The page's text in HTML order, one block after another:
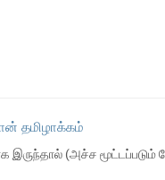
தமிழாக்கம்
(அச்ச மூட்டப்படும்